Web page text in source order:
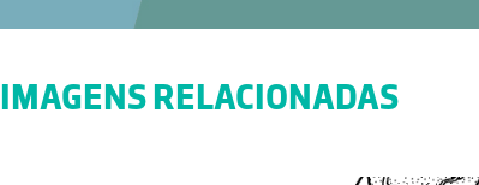
IMAGENS RELACIONADAS